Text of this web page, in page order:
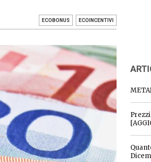
ECOBONUS ECOINCENTIVI